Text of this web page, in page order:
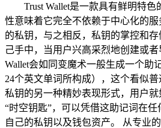
Trust Wallet是一款具有鲜明特
性意味着它完全不依赖于中心化的
的私钥，与之相反，私钥的掌控和
己手中，当用户兴高采烈地创建或
Wallet会如同变魔术一般生成一个助
24个英文单词所构成），这个看似
私钥的另一种精妙表现形式，用户
“时空钥匙”，可以凭借这助记词在
自己的私钥以及钱包资产。 从专业